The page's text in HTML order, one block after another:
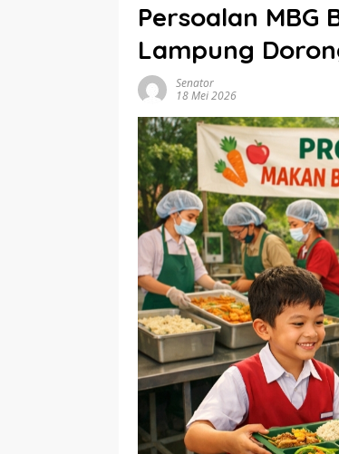
Persoalan MBG
Lampung
Senator
18 Mei 2026